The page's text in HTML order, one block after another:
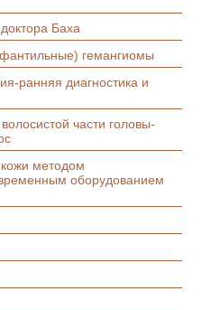
Баха
гемангиомы
ранняя диагностика и
части головы-
методом
оборудованием